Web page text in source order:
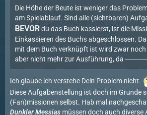
Die Höhe der Beute ist weniger das
am Spielablauf. Sind alle (sichtbaren)
BEVORdu das Buch kassierst, ist die
Einkassieren des Buchs abgeschlossen.
mit dem Buch verknüpft ist wird zwar
aber nicht mehr zur Ausführung, da
Ich glaube ich verstehe Dein Problem nicht.
Diese Aufgabenstellung ist doch im Grunde
(Fan)missionen selbst. Hab mal
Dunkler Messias müssen doch auch diverse